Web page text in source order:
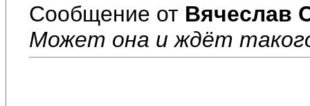
Сообщение от Вячеслав
Может она и ждёт